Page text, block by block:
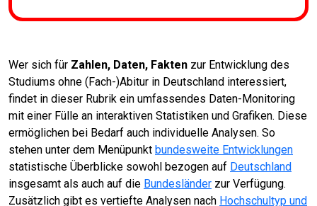
Wer sich für Zahlen, Daten, Fakten zur Entwicklung des
Studiums ohne (Fach-)Abitur in Deutschland interessiert,
findet in dieser Rubrik ein umfassendes Daten-Monitoring
mit einer Fülle an interaktiven Statistiken und Grafiken. Diese
ermöglichen bei Bedarf auch individuelle Analysen. So
stehen unter dem Menüpunkt bundesweite Entwicklungen
statistische Überblicke sowohl bezogen auf Deutschland
insgesamt als auch auf die Bundesländer zur Verfügung.
Zusätzlich gibt es vertiefte Analysen nach Hochschultyp und